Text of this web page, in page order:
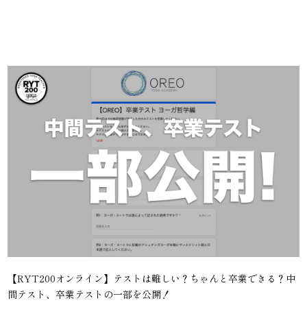
【RYT200オンライン】テストは難しい？ちゃんと卒業できる？中
間テスト、卒業テストの一部を公開！